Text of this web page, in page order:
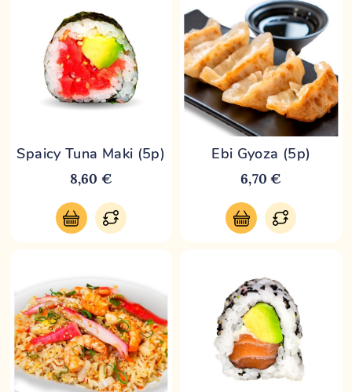
Spaicy Tuna Maki (5p)
8,60 €
Ebi Gyoza (5p)
6,70 €